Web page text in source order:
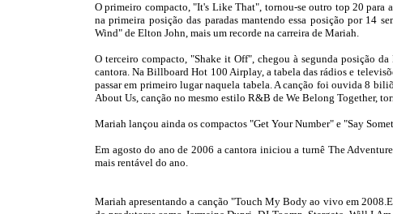
O primeiro compacto, "It's Like That", tornou-se outro top 20 para
na primeira posição das paradas mantendo essa posição por 14
Wind" de Elton John, mais um recorde na carreira de Mariah.
O terceiro compacto, "Shake it Off", chegou à segunda posição
cantora. Na Billboard Hot 100 Airplay, a tabela das rádios e
passar em primeiro lugar naquela tabela. A canção foi ouvida 8
About Us, canção no mesmo estilo R&B de We Belong Together,
Mariah lançou ainda os compactos "Get Your Number" e "Say
Em agosto do ano de 2006 a cantora iniciou a turnê The
mais rentável do ano.
Mariah apresentando a canção "Touch My Body ao vivo em